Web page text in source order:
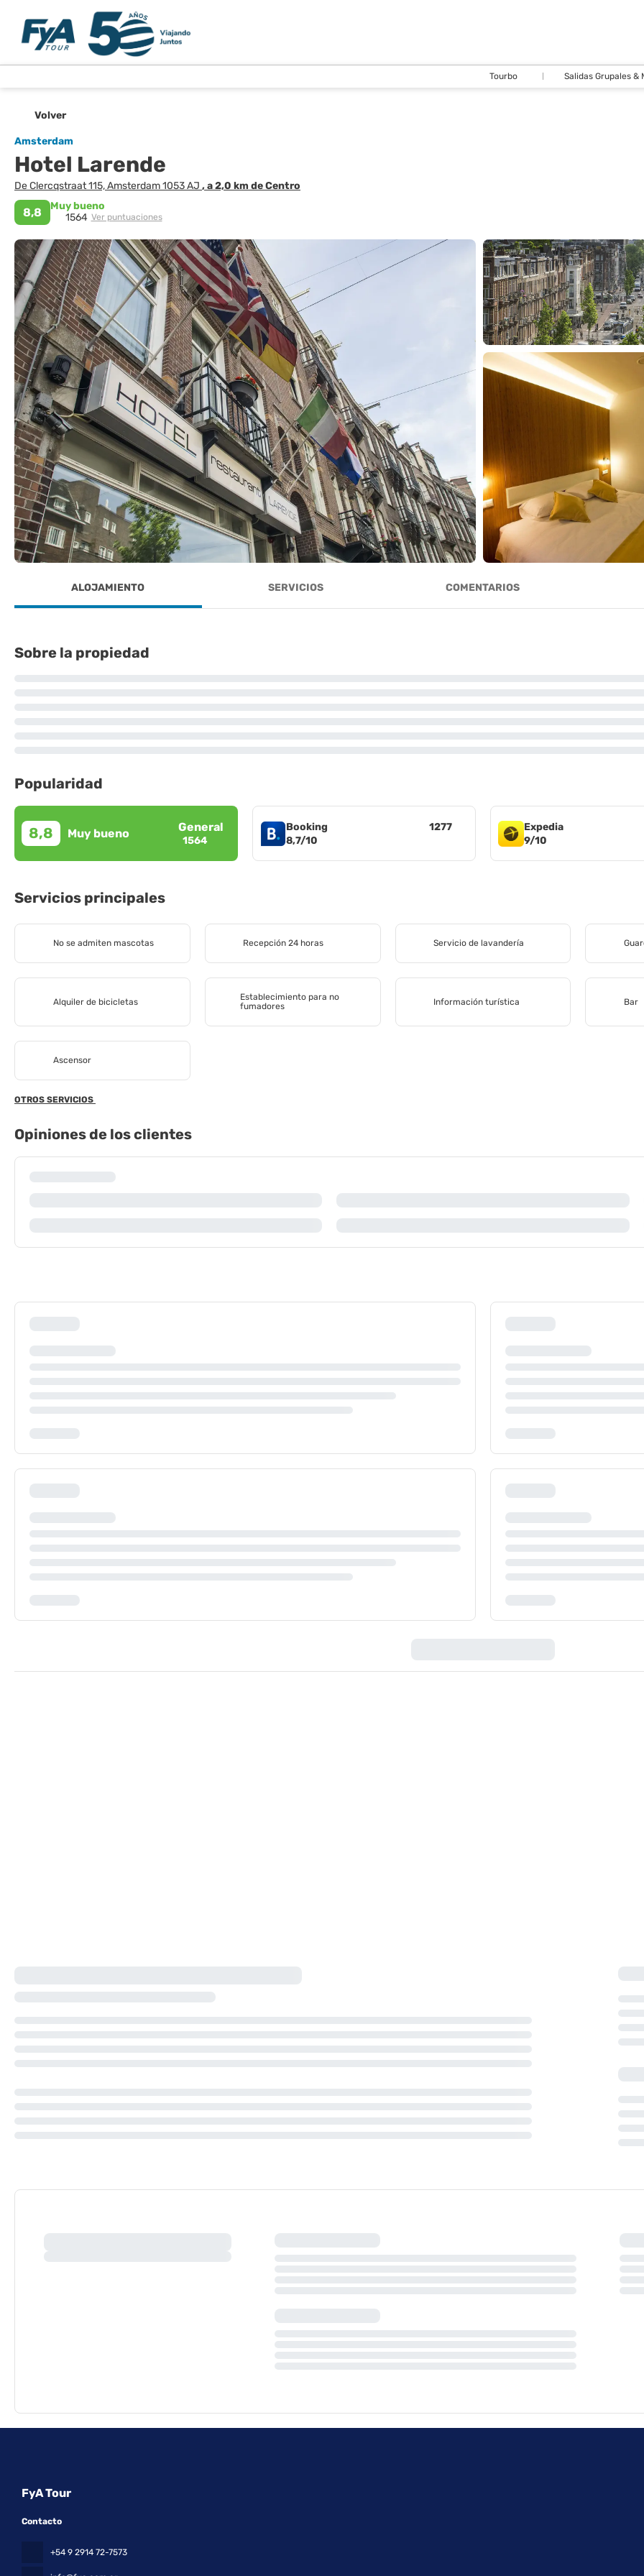
Tourbo Salidas Grupales &
Volver
Amsterdam
Hotel Larende
De Clercqstraat 115, Amsterdam 1053 AJ , a 2,0 km de Centro
8,8
Muy bueno
1564 Ver puntuaciones
ALOJAMIENTO SERVICIOS COMENTARIOS
Sobre la propiedad
Popularidad
8,8 Muy bueno General
1564
Booking
8,7/10
1277
Expedia
9/10
Servicios principales
No se admiten mascotas Recepción 24 horas Servicio de lavandería
Alquiler de bicicletas
Establecimiento para no
fumadores
Información turística Bar
Ascensor
OTROS SERVICIOS
Opiniones de los clientes
FyA Tour
Contacto
+54 9 2914 72-7573